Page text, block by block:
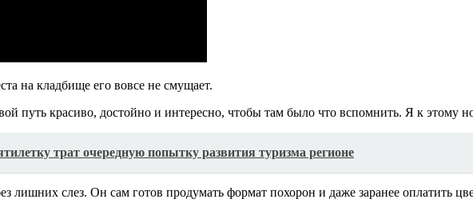
на кладбище его вовсе не смущает.
путь красиво, достойно и интересно, чтобы там было что вспомнить. Я к этому
трат очередную попытку развития туризма регионе
лишних слез. Он сам готов продумать формат похорон и даже заранее оплатить